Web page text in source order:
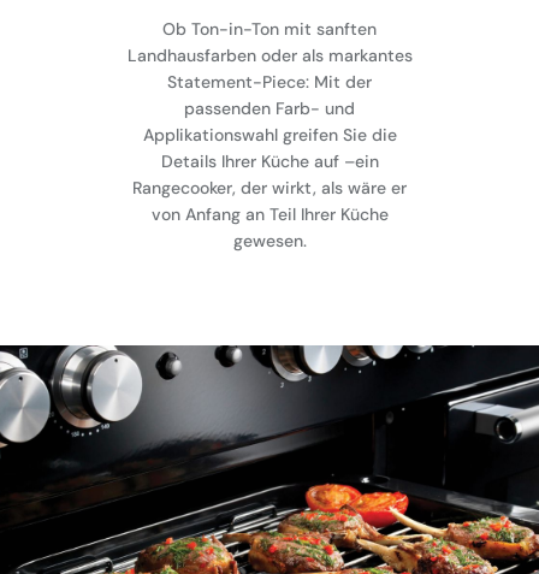
Ob Ton-in-Ton mit sanften
Landhausfarben oder als markantes
Statement-Piece: Mit der
passenden Farb- und
Applikationswahl greifen Sie die
Details Ihrer Küche auf –ein
Rangecooker, der wirkt, als wäre er
von Anfang an Teil Ihrer Küche
gewesen.